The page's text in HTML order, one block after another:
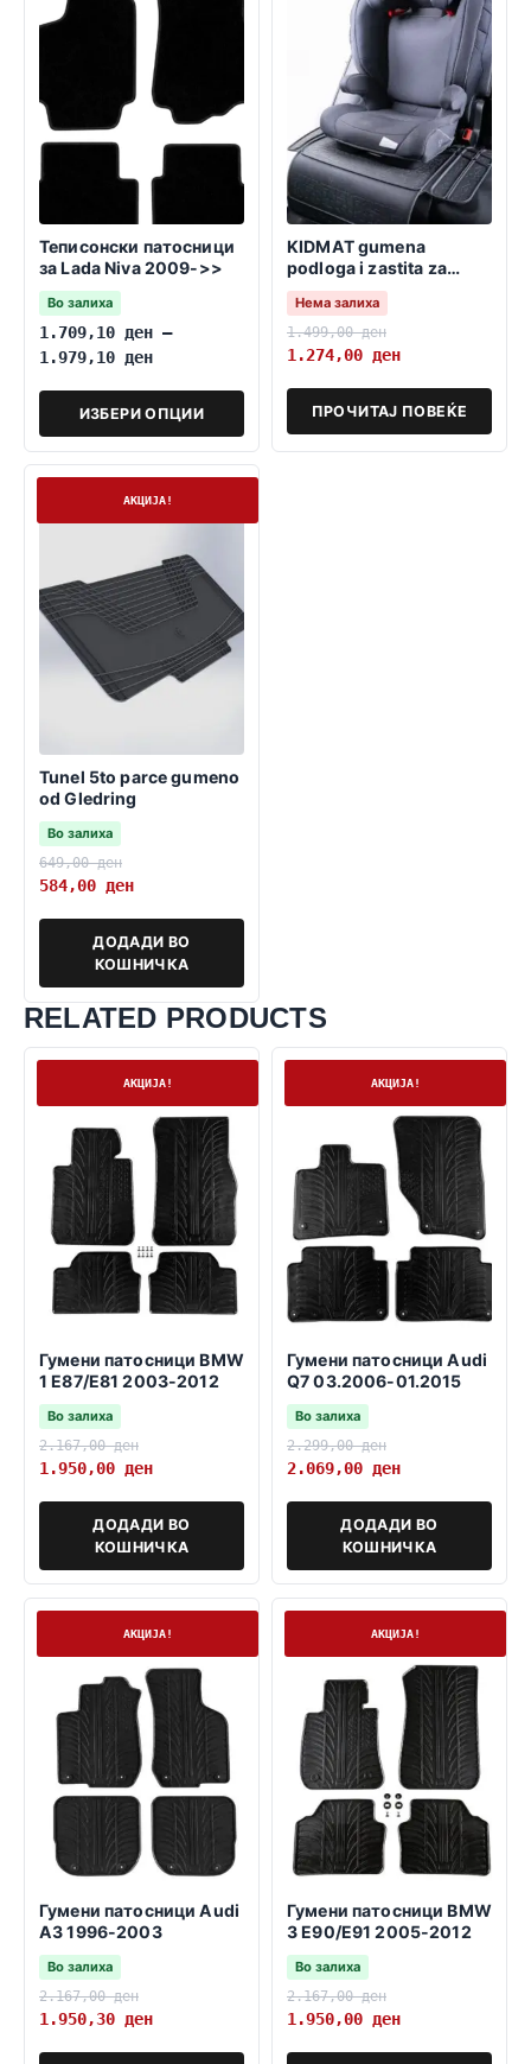
Теписонски патосници
за Lada Niva 2009->>
Во залиха
1.709,10 ден –
1.979,10 ден
ИЗБЕРИ ОПЦИИ
KIDMAT gumena
podloga i zastita za
detsko sediste
Нема залиха
1.499,00ден
1.274,00 ден
ПРОЧИТАЈ ПОВЕЌЕ
АКЦИЈА!
Tunel 5to parce gumeno
od Gledring
Во залиха
649,00ден
584,00 ден
ДОДАДИ ВО
КОШНИЧКА
RELATED PRODUCTS
АКЦИЈА!
Гумени патосници BMW
1 E87/E81 2003-2012
Во залиха
2.167,00ден
1.950,00 ден
ДОДАДИ ВО
КОШНИЧКА
АКЦИЈА!
Гумени патосници Audi
Q7 03.2006-01.2015
Во залиха
2.299,00ден
2.069,00 ден
ДОДАДИ ВО
КОШНИЧКА
АКЦИЈА!
Гумени патосници Audi
A3 1996-2003
Во залиха
2.167,00ден
1.950,30 ден
АКЦИЈА!
Гумени патосници BMW
3 E90/E91 2005-2012
Во залиха
2.167,00ден
1.950,00 ден